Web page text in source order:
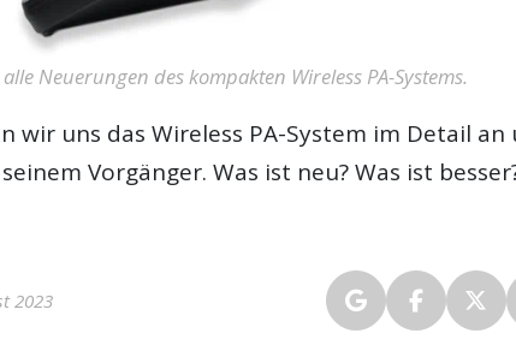
Neuerungen des kompakten Wireless PA-Systems.
wir uns das Wireless PA-System im Detail an
Vorgänger. Was ist neu? Was ist
2023